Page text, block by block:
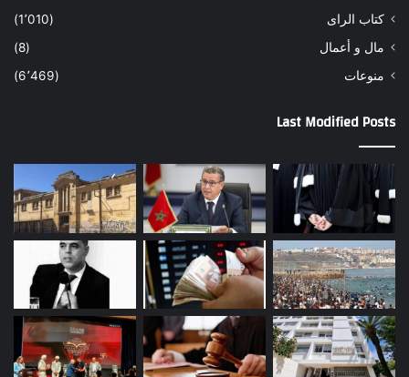
كتاب الراى
(1٬010)
مال و أعمال
(8)
منوعات
(6٬469)
Last Modified Posts